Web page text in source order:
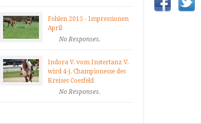
Fohlen 2015 - Impressionen
April
No Responses.
Indora V. vom Instertanz V.
wird 4-j. Championesse des
Kreises Coesfeld
No Responses.